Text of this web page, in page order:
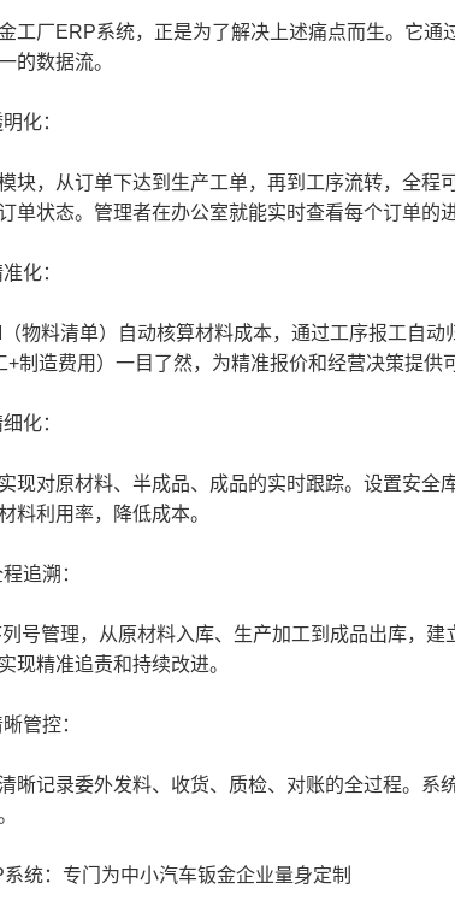
厂ERP系统，正是为了解决上述痛点而生。它通
的数据流。
化：
，从订单下达到生产工单，再到工序流转，全程
单状态。管理者在办公室就能实时查看每个订单的
化：
料清单）自动核算材料成本，通过工序报工自动
+制造费用）一目了然，为精准报价和经营决策提供
化：
对原材料、半成品、成品的实时跟踪。设置安全
料利用率，降低成本。
追溯：
管理，从原材料入库、生产加工到成品出库，建
现精准追责和持续改进。
管控：
记录委外发料、收货、质检、对账的全过程。系
：专门为中小汽车钣金企业量身定制